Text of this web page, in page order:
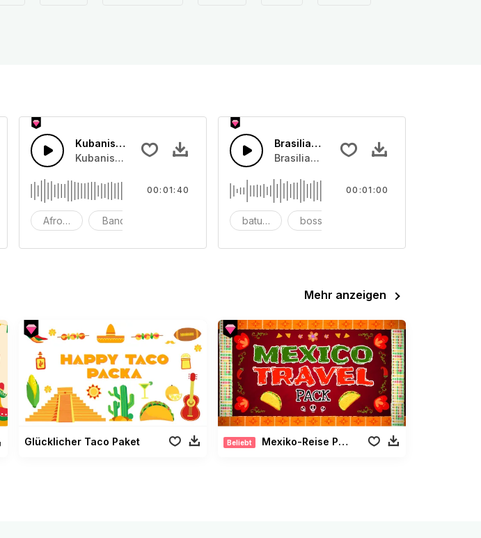
einem fröhlichen Schlagzeugbeat für den perfekten Roadtrip.
Kubanische Party
Kubanische Klänge mit Piano, Schlagzeug und Bass.
Afro-KubanerBand
00:01:40
Brasilianische Trommel
Brasilianische Trommeln mit
batucada bossa
00:01:00
Mehr anzeigen
Glücklicher Taco Paket Beliebt Mexiko-Reise Paket